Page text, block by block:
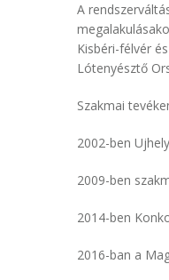
A
Kisbéri-félvér
Lótenyésztő
Szakmai
2002-ben
2009-ben
2014-ben
2016-ban a